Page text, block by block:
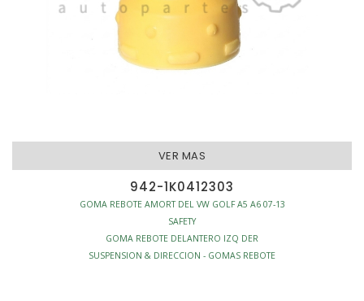
VER MAS
942-1K0412303
GOMA REBOTE AMORT DEL VW GOLF A5 A6 07-13
SAFETY
GOMA REBOTE DELANTERO IZQ DER
SUSPENSION & DIRECCION - GOMAS REBOTE